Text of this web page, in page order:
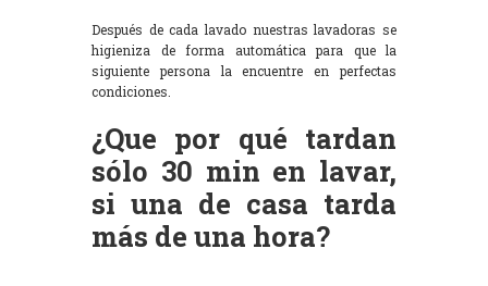
Después de cada lavado nuestras lavadoras se
higieniza de forma automática para que la
siguiente persona la encuentre en perfectas
condiciones.
¿Que por qué tardan
sólo 30 min en lavar,
si una de casa tarda
más de una hora?